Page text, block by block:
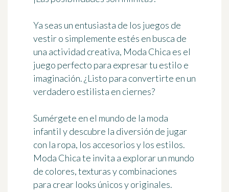
Ya seas un entusiasta de los juegos de
vestir o simplemente estés en busca de
una actividad creativa, Moda Chica es el
juego perfecto para expresar tu estilo e
imaginación. ¿Listo para convertirte en un
verdadero estilista en ciernes?
Sumérgete en el mundo de la moda
infantil y descubre la diversión de jugar
con la ropa, los accesorios y los estilos.
Moda Chica te invita a explorar un mundo
de colores, texturas y combinaciones
para crear looks únicos y originales.